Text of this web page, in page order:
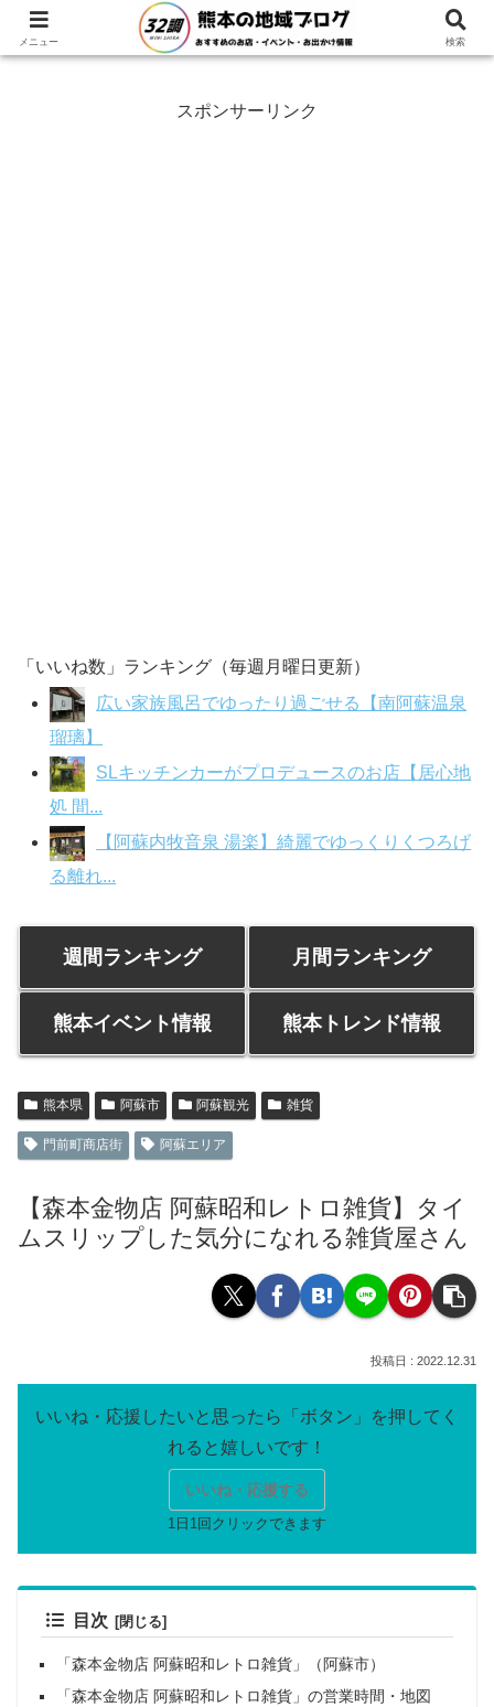
ホーム 熊本県 阿蘇市
スポンサーリンク
「いいね数」ランキング（毎週月曜日更新）
広い家族風呂でゆったり過ごせる【南阿蘇温泉
瑠璃】
SLキッチンカーがプロデュースのお店【居心地
処 間...
【阿蘇内牧音泉 湯楽】綺麗でゆっくりくつろげ
る離れ...
週間ランキング 月間ランキング
熊本イベント情報 熊本トレンド情報
熊本県 阿蘇市 阿蘇観光 雑貨
門前町商店街 阿蘇エリア
【森本金物店 阿蘇昭和レトロ雑貨】タイ
ムスリップした気分になれる雑貨屋さん
2022.12.31
いいね・応援する
目次
「森本金物店 阿蘇昭和レトロ雑貨」（阿蘇市）
「森本金物店 阿蘇昭和レトロ雑貨」の営業時間・地図
メニュー 検索